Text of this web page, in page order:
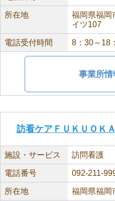
所在地
福岡県福
イツ107
電話受付時間 8：30～18
事業所情
訪看ケアＦＵＫＵＯＫＡ
施設・サービス 訪問看護
電話番号 092-211-
所在地 福岡県福岡